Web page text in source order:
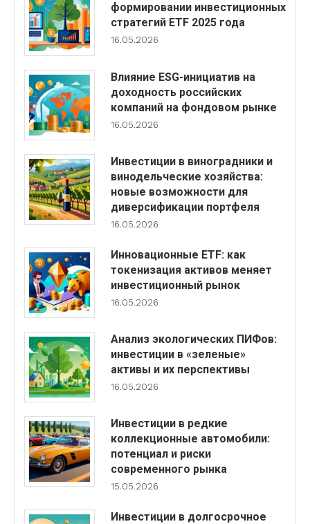
формировании инвестиционных
стратегий ETF 2025 года
16.05.2026
Влияние ESG-инициатив на
доходность российских
компаний на фондовом рынке
16.05.2026
Инвестиции в виноградники и
винодельческие хозяйства:
новые возможности для
диверсификации портфеля
16.05.2026
Инновационные ETF: как
токенизация активов меняет
инвестиционный рынок
16.05.2026
Анализ экологических ПИФов:
инвестиции в «зеленые»
активы и их перспективы
16.05.2026
Инвестиции в редкие
коллекционные автомобили:
потенциал и риски
современного рынка
15.05.2026
Инвестиции в долгосрочное